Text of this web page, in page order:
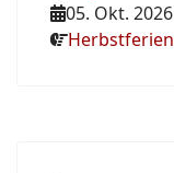
05. Okt. 2026
Herbstferien